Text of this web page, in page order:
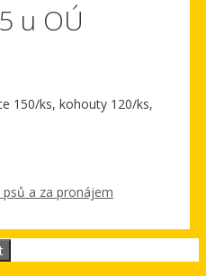
u OÚ
150/ks, kohouty 120/ks,
a za pronájem